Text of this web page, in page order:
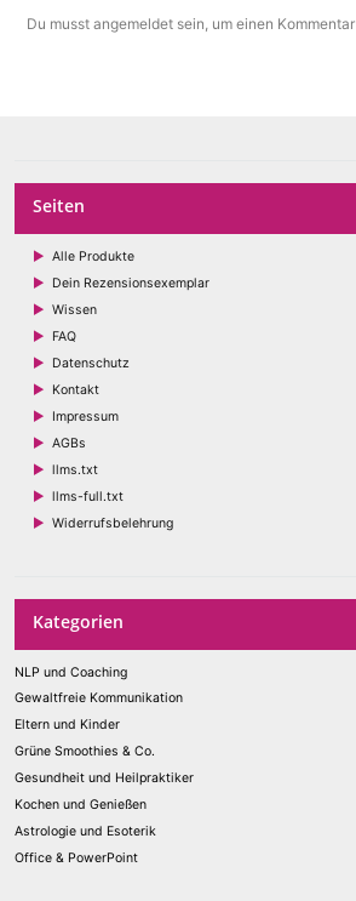
Du musstangemeldet sein, um einen
Seiten
Alle Produkte
Dein Rezensionsexemplar
Wissen
FAQ
Datenschutz
Kontakt
Impressum
AGBs
llms.txt
llms-full.txt
Widerrufsbelehrung
Kategorien
NLP und Coaching
Gewaltfreie Kommunikation
Eltern und Kinder
Grüne Smoothies & Co.
Gesundheit und Heilpraktiker
Kochen und Genießen
Astrologie und Esoterik
Office & PowerPoint